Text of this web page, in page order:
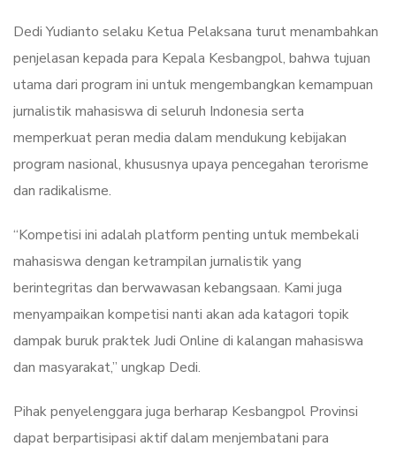
Dedi Yudianto selaku Ketua Pelaksana turut menambahkan
penjelasan kepada para Kepala Kesbangpol, bahwa tujuan
utama dari program ini untuk mengembangkan kemampuan
jurnalistik mahasiswa di seluruh Indonesia serta
memperkuat peran media dalam mendukung kebijakan
program nasional, khususnya upaya pencegahan terorisme
dan radikalisme.
“Kompetisi ini adalah platform penting untuk membekali
mahasiswa dengan ketrampilan jurnalistik yang
berintegritas dan berwawasan kebangsaan. Kami juga
menyampaikan kompetisi nanti akan ada katagori topik
dampak buruk praktek Judi Online di kalangan mahasiswa
dan masyarakat,” ungkap Dedi.
Pihak penyelenggara juga berharap Kesbangpol Provinsi
dapat berpartisipasi aktif dalam menjembatani para